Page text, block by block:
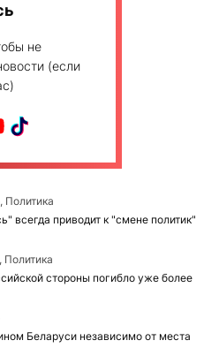
не
(если
Политика
всегда приводит к "смене политик"
стороны погибло уже более
Беларуси независимо от места